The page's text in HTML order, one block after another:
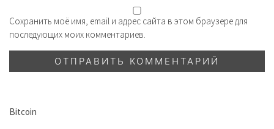
Сохранить моё имя, email и адрес сайта в этом браузере для
последующих моих комментариев.
Bitcoin